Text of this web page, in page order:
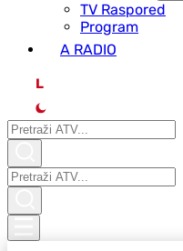
ТV Raspored
Program
A RADIO
L